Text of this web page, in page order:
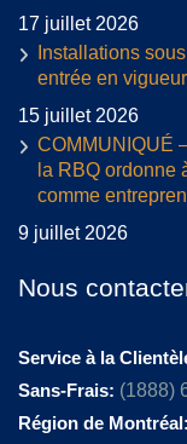
17 juillet 2026
Installations
entrée en vigueur
15 juillet 2026
COMMUNIQUÉ
la RBQ ordonne
comme
9 juillet 2026
Nous
Service à la
Sans-Frais: (1888)
Région de Montréal: